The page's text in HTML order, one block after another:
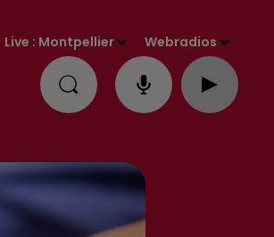
Live : Montpellier Webradios